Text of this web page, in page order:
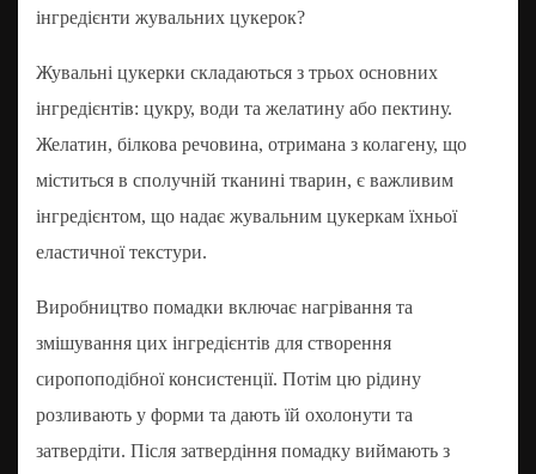
інгредієнти жувальних цукерок?
Жувальні цукерки складаються з трьох основних
інгредієнтів: цукру, води та желатину або пектину.
Желатин, білкова речовина, отримана з колагену, що
міститься в сполучній тканині тварин, є важливим
інгредієнтом, що надає жувальним цукеркам їхньої
еластичної текстури.
Виробництво помадки включає нагрівання та
змішування цих інгредієнтів для створення
сиропоподібної консистенції. Потім цю рідину
розливають у форми та дають їй охолонути та
затвердіти. Після затвердіння помадку виймають з